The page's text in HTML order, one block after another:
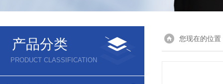
产品分类
PRODUCT CLASSIFICATION
您现在的位置